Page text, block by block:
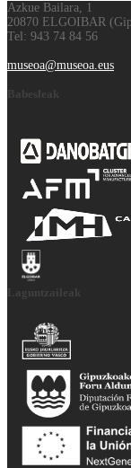
Azkue Bailara, 1
20870 ELGOIBAR
Tel: 943 74 84 56
museoa@museoa.eus
Babesleak
Laguntzaileak